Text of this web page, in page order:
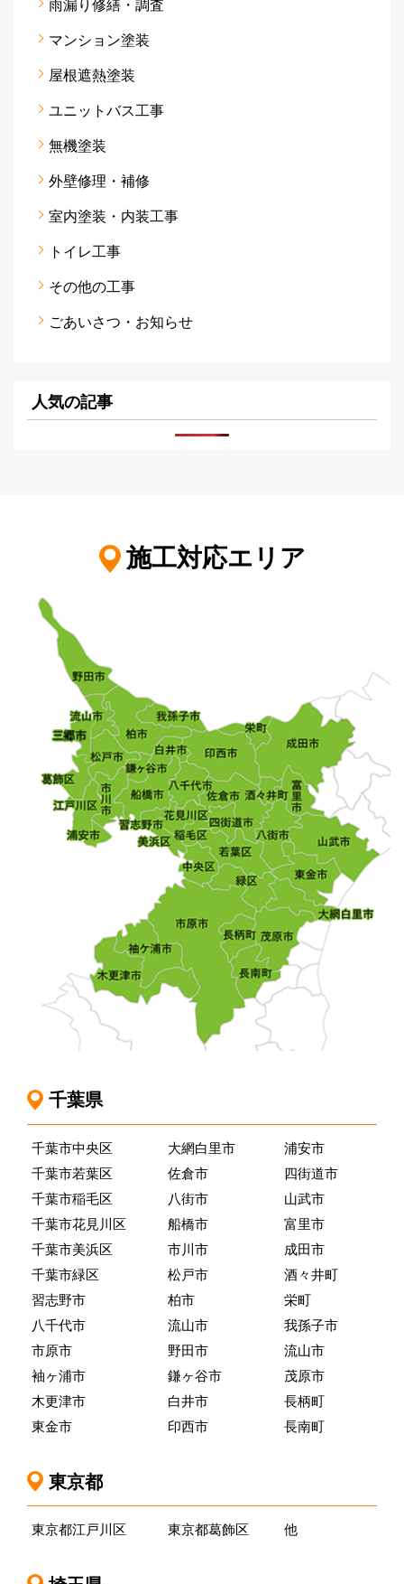
雨漏り修繕・調査
マンション塗装
屋根遮熱塗装
ユニットバス工事
無機塗装
外壁修理・補修
室内塗装・内装工事
トイレ工事
その他の工事
ごあいさつ・お知らせ
人気の記事
施工対応エリア
千葉県
千葉市中央区
千葉市若葉区
千葉市稲毛区
千葉市花見川区
千葉市美浜区
千葉市緑区
習志野市
八千代市
市原市
袖ヶ浦市
木更津市
東金市
大網白里市
佐倉市
八街市
船橋市
市川市
松戸市
柏市
流山市
野田市
鎌ヶ谷市
白井市
印西市
浦安市
四街道市
山武市
富里市
成田市
酒々井町
栄町
我孫子市
流山市
茂原市
長柄町
長南町
東京都
東京都江戸川区 東京都葛飾区 他